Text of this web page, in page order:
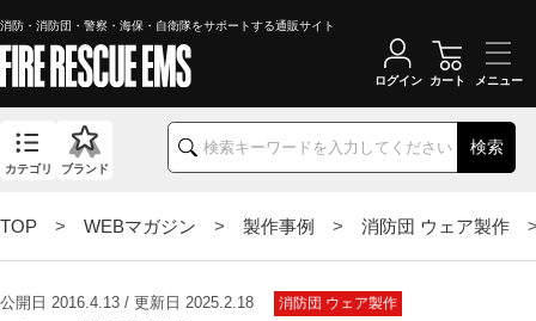
消防・消防団・警察・海保・自衛隊をサポートする通販サイト
検索
カテゴリ ブランド
ログイン カート
TOP > WEBマガジン > 製作事例 > 消防団 ウェア製作 >
公開日 2016.4.13 / 更新日 2025.2.18 消防団 ウェア製作